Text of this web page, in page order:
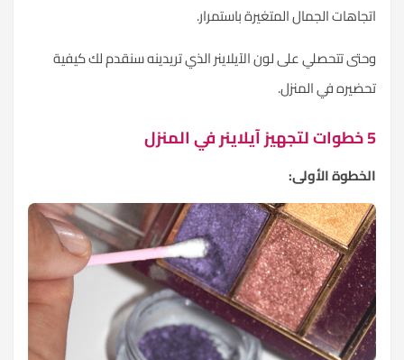
اتجاهات الجمال المتغيرة باستمرار.
وحتى تتحصلي على لون الآيلاينر الذي تريدينه سنقدم لك كيفية
تحضيره في المنزل.
5 خطوات لتجهيز آيلاينر في المنزل
الخطوة الأولى: